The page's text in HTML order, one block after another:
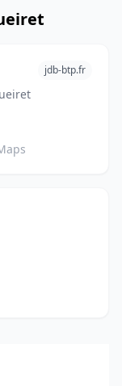
jdb-btp.fr